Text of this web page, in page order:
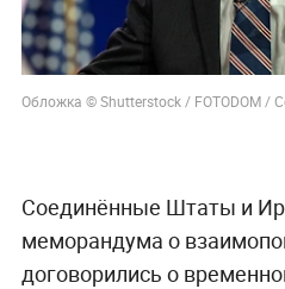
Обложка © Shutterstock / FOTODOM /
Соединённые Штаты и
меморандума о
договорились о